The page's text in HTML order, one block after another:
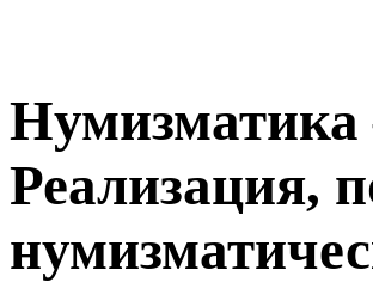
Нумизматика
Реализация,